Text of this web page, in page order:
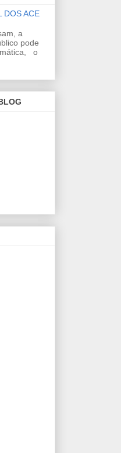
DOS ACE
a
pode
o